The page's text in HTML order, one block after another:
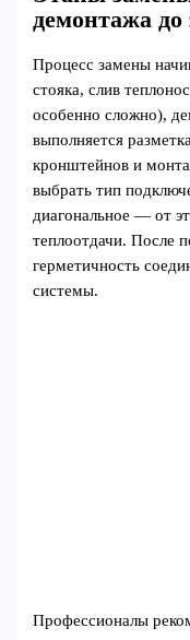
демонтажа до
Процесс замены
стояка, слив
особенно сложно),
выполняется
кронштейнов и
выбрать тип
диагональное — от
теплоотдачи. После
герметичность
системы.
Профессионалы